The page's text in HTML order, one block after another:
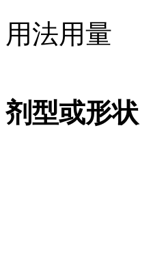
用法用量
剂型或形状